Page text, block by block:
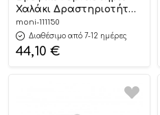
Χαλάκι Δραστηριοτήτων
Koala 3800146271718 0m+ –
Konig Kids
moni-111150
Διαθέσιμο από 7-12 ημέρες
44,10 €